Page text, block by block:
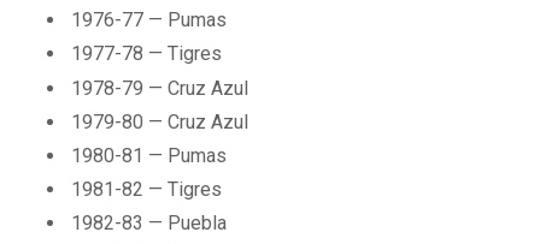
1976-77 — Pumas
1977-78 — Tigres
1978-79 — Cruz Azul
1979-80 — Cruz Azul
1980-81 — Pumas
1981-82 — Tigres
1982-83 — Puebla